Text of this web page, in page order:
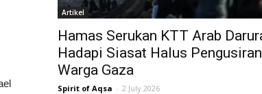
Artikel
Hamas Serukan KTT Arab
Hadapi Siasat Halus Pengusiran
Warga Gaza
Spirit of Aqsa - 2 July 2026